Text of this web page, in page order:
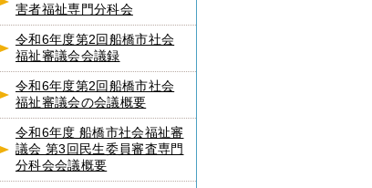
害者福祉専門分科会
令和6年度第2回船橋市社会
福祉審議会会議録
令和6年度第2回船橋市社会
福祉審議会の会議概要
令和6年度 船橋市社会福祉審
議会 第3回民生委員審査専門
分科会会議概要